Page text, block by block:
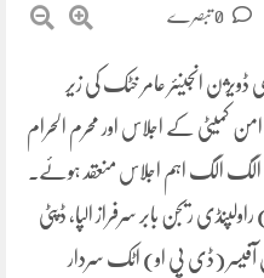
انجینئر عامر خٹک کی زیر
کمیٹی کے اجلاس اور محرم الحرام
الگ الگ اہم اجلاس منعقد ہوئے۔
ریجن بابر سرفراز الپا، ڈپٹی
آفیسر (ڈی پی او) اٹک سردار